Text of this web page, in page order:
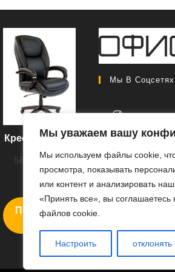
Мы уважаем вашу
Мы используем файлы cookie,
просмотра, показывать
или контент и анализировать
«Принять все», вы
файлов cookie.
Настроить отклонять
Кресло CH 408
56 000₽ Первоначальная
56
46
цена:
46
000 ₽.
ПОДРОБ
НЕЕ
Мы В Соцсетях
Откроется
в
новой
вкладке